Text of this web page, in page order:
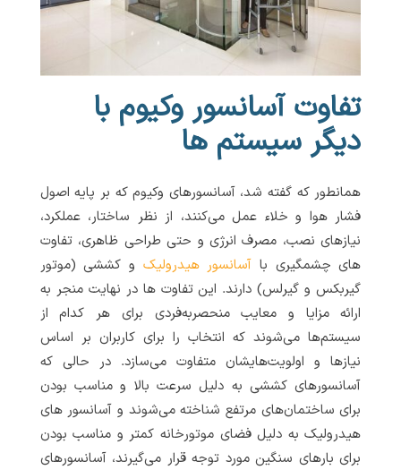
تفاوت آسانسور وکیوم با
دیگر سیستم ها
همانطور که گفته شد، آسانسورهای وکیوم که بر پایه اصول
فشار هوا و خلاء عمل می‌کنند، از نظر ساختار، عملکرد،
نیازهای نصب، مصرف انرژی و حتی طراحی ظاهری، تفاوت
های چشمگیری با آسانسور هیدرولیک و کششی (موتور
گیربکس و گیرلس) دارند. این تفاوت ها در نهایت منجر به
ارائه مزایا و معایب منحصربه‌فردی برای هر کدام از
سیستم‌ها می‌شوند که انتخاب را برای کاربران بر اساس
نیازها و اولویت‌هایشان متفاوت می‌سازد. در حالی که
آسانسورهای کششی به دلیل سرعت بالا و مناسب بودن
برای ساختمان‌های مرتفع شناخته می‌شوند و آسانسور های
هیدرولیک به دلیل فضای موتورخانه کمتر و مناسب بودن
برای بارهای سنگین مورد توجه قرار می‌گیرند، آسانسورهای